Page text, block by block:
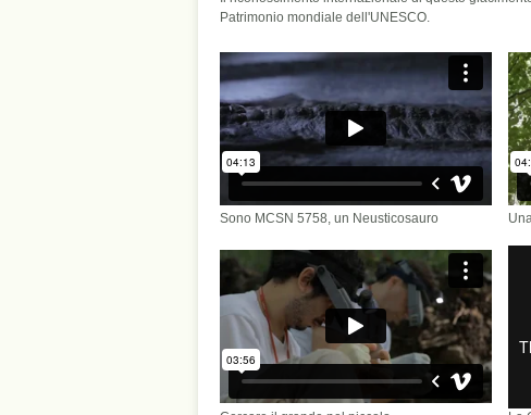
Patrimonio mondiale dell'UNESCO.
Sono MCSN 5758, un Neusticosauro